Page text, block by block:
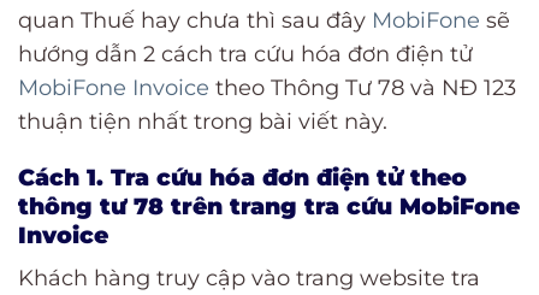
quan Thuế hay chưa thì sau đây MobiFone sẽ
hướng dẫn 2 cách tra cứu hóa đơn điện tử
MobiFone Invoice theo Thông Tư 78 và NĐ 123
thuận tiện nhất trong bài viết này.
Cách 1. Tra cứu hóa đơn điện tử theo
thông tư 78 trên trang tra cứu MobiFone
Invoice
Khách hàng truy cập vào trang website tra